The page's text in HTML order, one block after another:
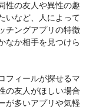
性の友人や異性の趣
いなど、人によって
チングアプリの特徴
なか相手を見つけら
フィールが探せるマ
の友人がほしい場合
が多いアプリや気軽